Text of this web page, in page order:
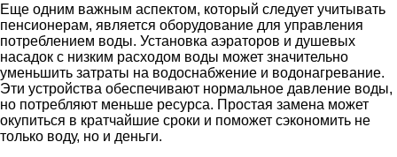
Еще одним важным аспектом, который следует учитывать
пенсионерам, является оборудование для управления
потреблением воды. Установка аэраторов и душевых
насадок с низким расходом воды может значительно
уменьшить затраты на водоснабжение и водонагревание.
Эти устройства обеспечивают нормальное давление воды,
но потребляют меньше ресурса. Простая замена может
окупиться в кратчайшие сроки и поможет сэкономить не
только воду, но и деньги.